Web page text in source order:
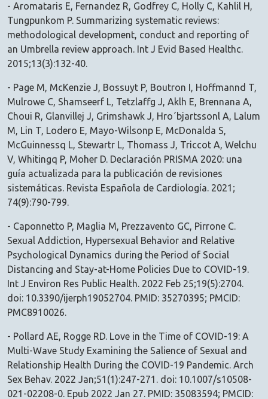
- Aromataris E, Fernandez R, Godfrey C, Holly C, Kahlil H,
Tungpunkom P. Summarizing systematic reviews:
methodological development, conduct and reporting of
an Umbrella review approach. Int J Evid Based Healthc.
2015;13(3):132-40.
- Page M, McKenzie J, Bossuyt P, Boutron I, Hoffmannd T,
Mulrowe C, Shamseerf L, Tetzlaffg J, Aklh E, Brennana A,
Choui R, Glanvillej J, Grimshawk J, Hro´bjartssonl A, Lalum
M, Lin T, Lodero E, Mayo-Wilsonp E, McDonalda S,
McGuinnessq L, Stewartr L, Thomass J, Triccot A, Welchu
V, Whitingq P, Moher D. Declaración PRISMA 2020: una
guía actualizada para la publicación de revisiones
sistemáticas. Revista Española de Cardiología. 2021;
74(9):790-799.
- Caponnetto P, Maglia M, Prezzavento GC, Pirrone C.
Sexual Addiction, Hypersexual Behavior and Relative
Psychological Dynamics during the Period of Social
Distancing and Stay-at-Home Policies Due to COVID-19.
Int J Environ Res Public Health. 2022 Feb 25;19(5):2704.
doi: 10.3390/ijerph19052704. PMID: 35270395; PMCID:
PMC8910026.
- Pollard AE, Rogge RD. Love in the Time of COVID-19: A
Multi-Wave Study Examining the Salience of Sexual and
Relationship Health During the COVID-19 Pandemic. Arch
Sex Behav. 2022 Jan;51(1):247-271. doi: 10.1007/s10508-
021-02208-0. Epub 2022 Jan 27. PMID: 35083594; PMCID: